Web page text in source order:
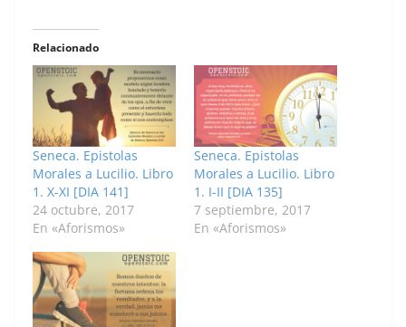
Relacionado
Seneca. Epistolas
Morales a Lucilio. Libro
1. X-XI [DIA 141]
24 octubre, 2017
En «Aforismos»
Seneca. Epistolas
Morales a Lucilio. Libro
1. I-II [DIA 135]
7 septiembre, 2017
En «Aforismos»